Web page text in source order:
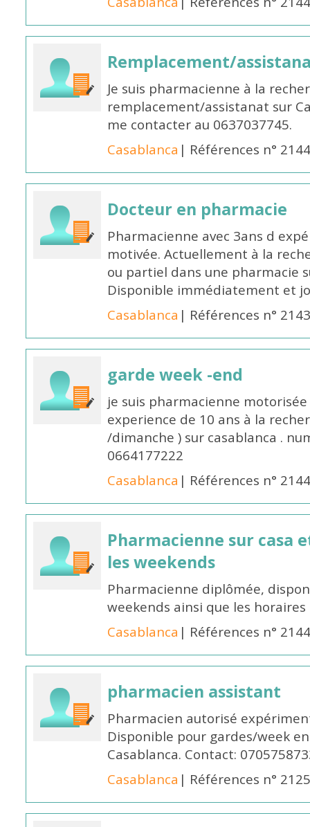
Remplacement/
Je suis pharmacienne à la
remplacement/assistanat sur
me contacter au 0637037745.
Casablanca | Références n°
Docteur en pharmacie
Pharmacienne avec 3ans d
motivée. Actuellement à la
ou partiel dans une pharmacie
Disponible immédiatement et
Casablanca | Références n°
garde week -end
je suis pharmacienne
experience de 10 ans à la
/dimanche ) sur casablanca .
0664177222
Casablanca | Références n°
Pharmacienne sur casa
les weekends
Pharmacienne diplômée,
weekends ainsi que les
Casablanca | Références n°
pharmacien assistant
Pharmacien autorisé
Disponible pour gardes/week
Casablanca. Contact:
Casablanca | Références n°